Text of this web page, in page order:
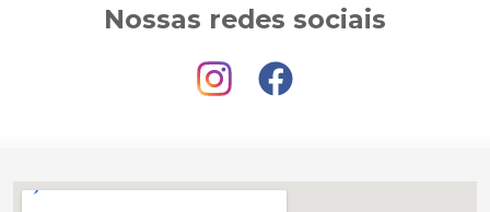
Nossas redes sociais